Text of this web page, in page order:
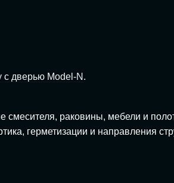
с дверью Model-N .
смесителя, раковины, мебели и
герметизации и направления